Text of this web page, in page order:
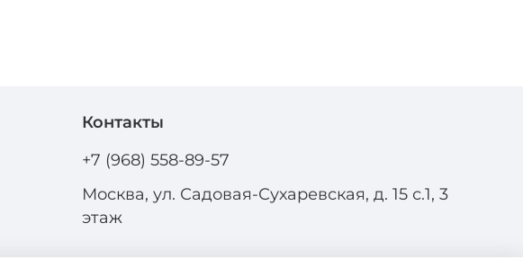
Контакты
+7 (968) 558-89-57
Москва, ул. Садовая-Сухаревская, д. 15 с.1, 3
этаж